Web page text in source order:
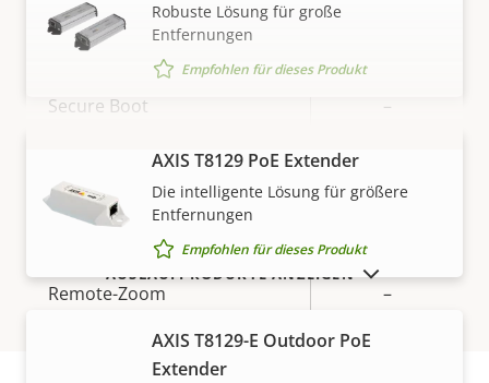
Eigentumsbeschreibung
Signiertes OS
Secure Boot –
Allgemein
Eigentumsbeschreibung Eigentumswert
Remote-Fokus
Remote-Zoom –
Integrierte IR-Beleuchtung
MEHR ANZEIGEN
Robuste Lösung für große
Entfernungen
Empfohlen für dieses Produkt
AXIS T8129 PoE Extender
Die intelligente Lösung für größere
Entfernungen
Empfohlen für dieses Produkt
AXIS T8129-E Outdoor PoE
Extender
AUSLAUFPRODUKTE ANZEIGEN